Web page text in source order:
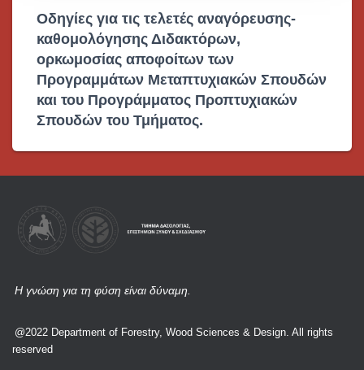
Οδηγίες για τις τελετές αναγόρευσης-
καθομολόγησης Διδακτόρων,
ορκωμοσίας αποφοίτων των
Προγραμμάτων Μεταπτυχιακών Σπουδών
και του Προγράμματος Προπτυχιακών
Σπουδών του Τμήματος.
Η γνώση για τη φύση είναι δύναμη.
@2022 Department of Forestry, Wood Sciences & Design. All rights
reserved